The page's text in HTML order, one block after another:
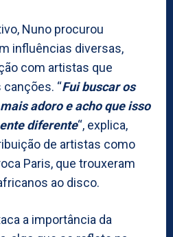
Nuno procurou
influências diversas,
com artistas que
“Fui buscar os
adoro e acho que isso
diferente“, explica,
de artistas como
Paris, que trouxeram
ao disco.
a importância da